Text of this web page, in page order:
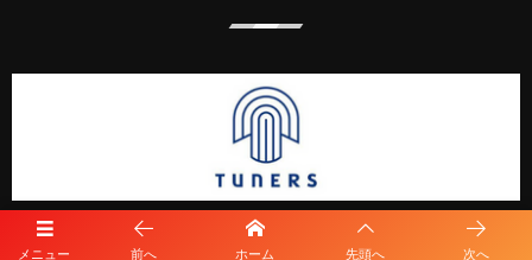
メニュー 前へ ホーム 先頭へ 次へ